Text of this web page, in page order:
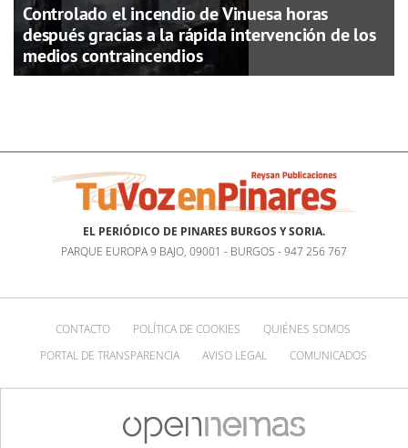
Controlado el incendio de Vinuesa horas
después gracias a la rápida intervención de los
medios contraincendios
EL PERIÓDICO DE PINARES BURGOS Y SORIA.
PARQUE EUROPA 9 BAJO, 09001 - BURGOS - 947 256 767
CONTACTO POLÍTICA DE COOKIES
QUIÉNES SOMOS
PORTAL DE TRANSPARENCIA
AVISO LEGAL COMUNICADOS